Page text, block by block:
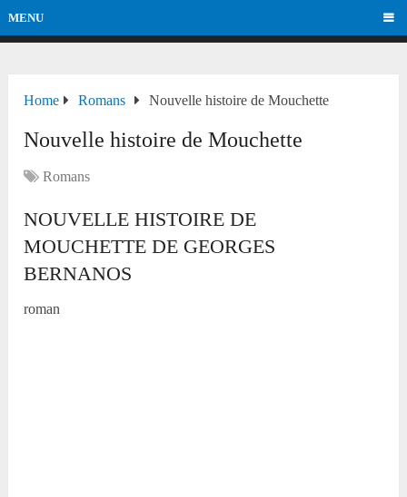
MENU
Home Romans Nouvelle histoire de Mouchette
Nouvelle histoire de Mouchette
Romans
NOUVELLE HISTOIRE DE
MOUCHETTE DE GEORGES
BERNANOS
roman